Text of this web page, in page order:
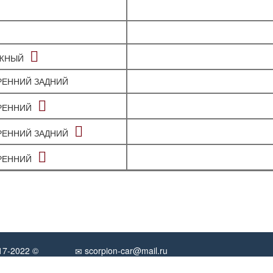
ЗАДНИЙ
ЗАДНИЙ
2022 ©
scorpion-car@mail.ru